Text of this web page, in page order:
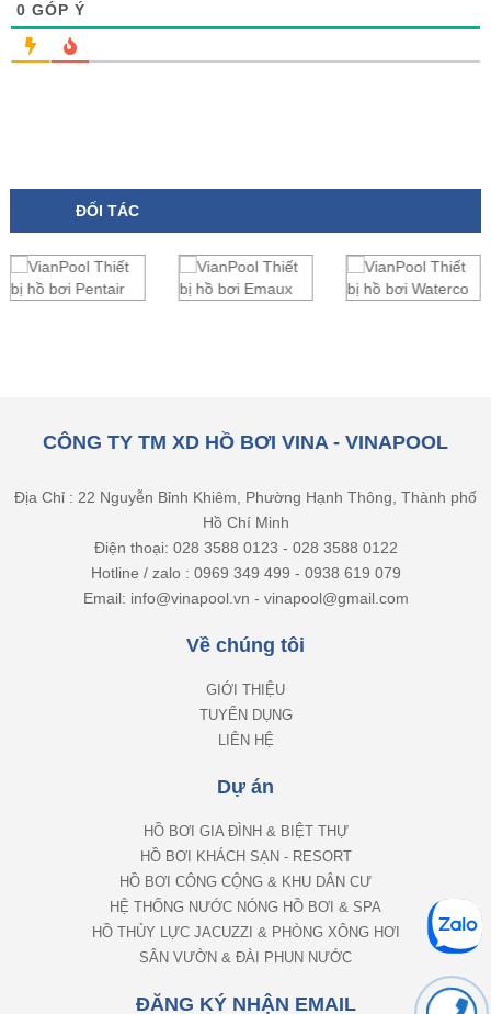
0 GÓP Ý
ĐỐI TÁC
CÔNG TY TM XD HỒ BƠI VINA - VINAPOOL
Địa Chỉ : 22 Nguyễn Bỉnh Khiêm, Phường Hạnh Thông, Thành phố
Hồ Chí Minh
Điện thoại: 028 3588 0123 - 028 3588 0122
Hotline / zalo : 0969 349 499 - 0938 619 079
Email: info@vinapool.vn - vinapool@gmail.com
Về chúng tôi
GIỚI THIỆU
TUYỂN DỤNG
LIÊN HỆ
Dự án
HỒ BƠI GIA ĐÌNH & BIỆT THỰ
HỒ BƠI KHÁCH SẠN - RESORT
HỒ BƠI CÔNG CỘNG & KHU DÂN CƯ
HỆ THỐNG NƯỚC NÓNG HỒ BƠI & SPA
HỒ THỦY LỰC JACUZZI & PHÒNG XÔNG HƠI
SÂN VƯỜN & ĐÀI PHUN NƯỚC
ĐĂNG KÝ NHẬN EMAIL